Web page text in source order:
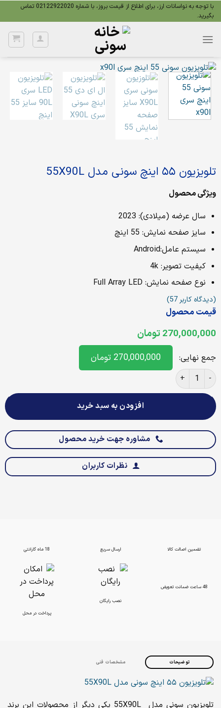
Skip
با توجه به نواسانات ارز، برای اطلاع از قیمت بروز، با شماره 02122922020 تماس
بگیرید.
تلویزیون ۵۵ اینچ سونی مدل 55X90L
ویژگی محصول
سال عرضه (میلادی): 2023
سایز صفحه نمایش: 55 اینچ
سیستم عامل:Android
کیفیت تصویر: 4k
نوع صفحه نمایش: Full Array LED
(دیدگاه کاربر 57
)
قیمت محصول
270,000,000 تومان
جمع نهایی: 270,000,000 تومان
تلویزیون ۵۵ اینچ سونی مدل 55X90L عدد
افزودن به سبد خرید
مشاوره جهت خرید محصول
نظرات کاربران
تضمین اصالت کالا ارسال سریع 18 ماه گارانتی
48 ساعت ضمانت تعویض
نصب رایگان
پرداخت در محل
توضیحات مشخصات فنی
تلویزیون سونی مدل 55X90L یکی دیگر از محصولات این برند